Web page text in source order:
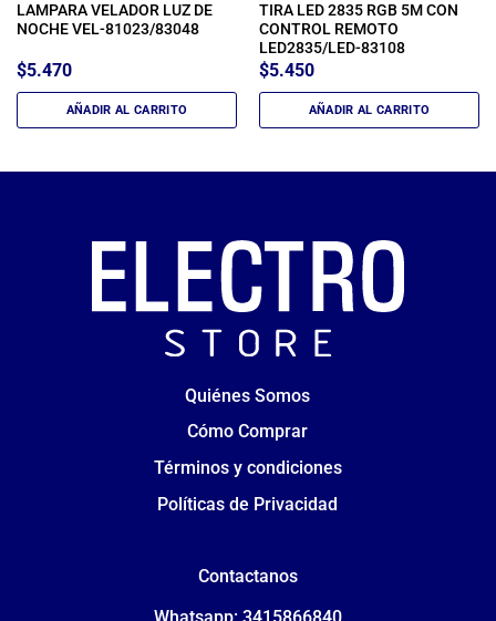
LAMPARA VELADOR LUZ DE
NOCHE VEL-81023/83048
$5.470
AÑADIR AL CARRITO
TIRA LED 2835 RGB 5M CON
CONTROL REMOTO
LED2835/LED-83108
$5.450
AÑADIR AL CARRITO
Quiénes Somos
Cómo Comprar
Términos y condiciones
Políticas de Privacidad
Contactanos
Whatsapp: 3415866840